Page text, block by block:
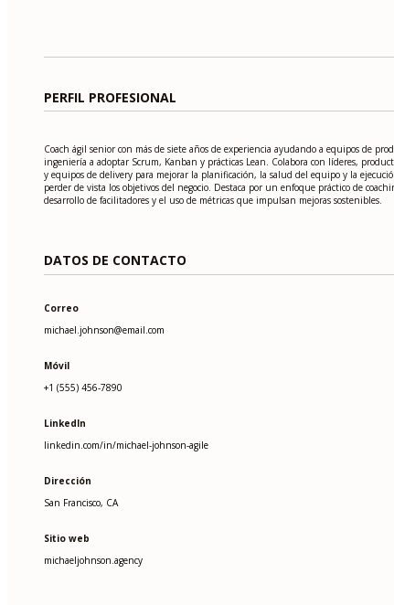
PERFIL PROFESIONAL
Coach ágil senior con más de siete años de experiencia ayudando a equipos de
ingeniería a adoptar Scrum, Kanban y prácticas Lean. Colabora con líderes,
y equipos de delivery para mejorar la planificación, la salud del equipo y la
perder de vista los objetivos del negocio. Destaca por un enfoque práctico de
desarrollo de facilitadores y el uso de métricas que impulsan mejoras sostenibles.
DATOS DE CONTACTO
Correo
michael.johnson@email.com
Móvil
+1 (555) 456-7890
LinkedIn
linkedin.com/in/michael-johnson-agile
Dirección
San Francisco, CA
Sitio web
michaeljohnson.agency